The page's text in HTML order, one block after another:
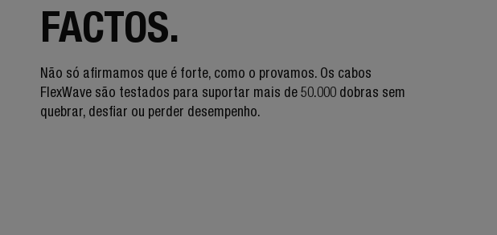
FACTOS.
Não só afirmamos que é forte, como o provamos. Os cabos
FlexWave são testados para suportar mais de 50.000 dobras sem
quebrar, desfiar ou perder desempenho.